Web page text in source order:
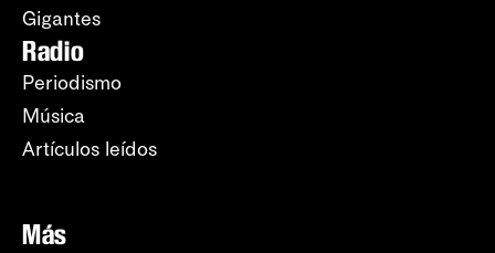
Gigantes
Radio
Periodismo
Música
Artículos leídos
Más